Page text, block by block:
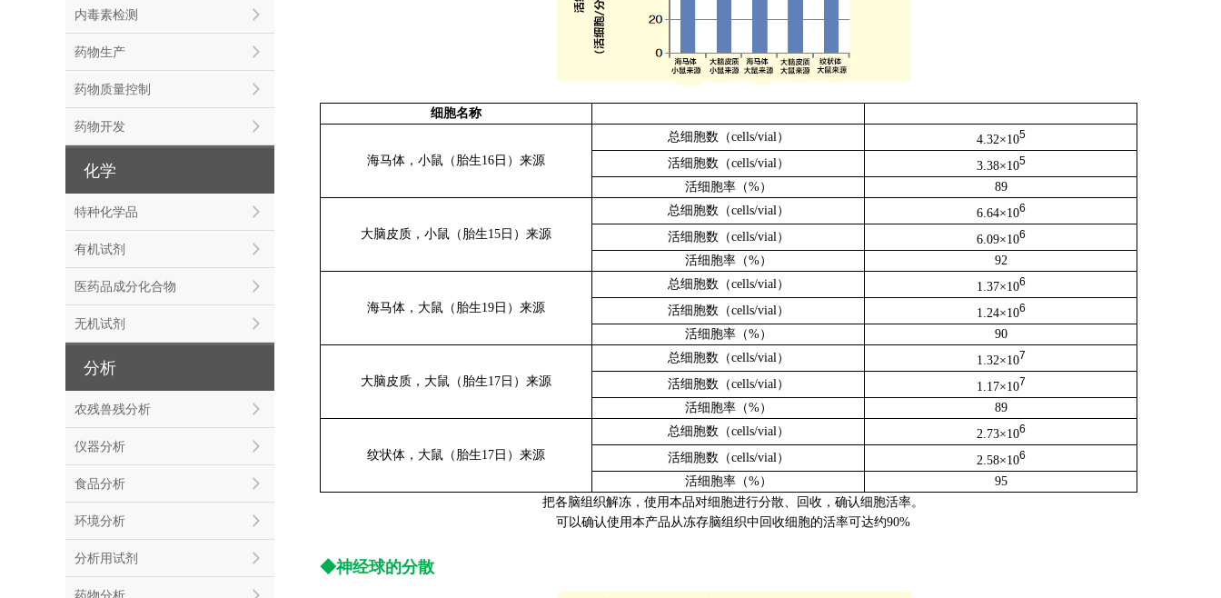
内毒素检测
药物生产
药物质量控制
药物开发
化学
特种化学品
有机试剂
医药品成分化合物
无机试剂
分析
农残兽残分析
仪器分析
食品分析
环境分析
分析用试剂
细胞名称
海马体，小鼠 （胎生16日）来源
总细胞数（cells/vial） 4.32×105
活细胞数（cells/vial） 3.38×105
活细胞率（%） 89
大脑皮质，小鼠 （胎生15日）来源
总细胞数（cells/vial） 6.64×106
活细胞数（cells/vial） 6.09×106
活细胞率（%） 92
海马体，大鼠 （胎生19日）来源
总细胞数（cells/vial） 1.37×106
活细胞数（cells/vial） 1.24×106
活细胞率（%） 90
大脑皮质，大鼠 （胎生17日）来源
总细胞数（cells/vial） 1.32×107
活细胞数（cells/vial） 1.17×107
活细胞率（%） 89
纹状体，大鼠 （胎生17日）来源
总细胞数（cells/vial） 2.73×106
活细胞数（cells/vial） 2.58×106
活细胞率（%）
95
把各脑组织解冻，使用本品对细胞进行分散、回收，确认细胞活率。
可以确认使用本产品从冻存脑组织中回收细胞的活率可达约90%
◆神经球的分散